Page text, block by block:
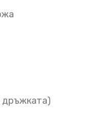
дръжката)